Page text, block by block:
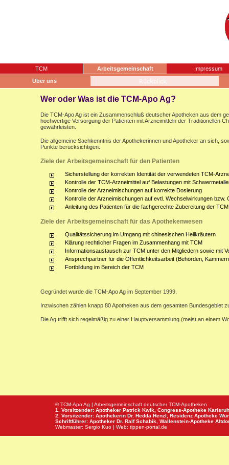
TCM Arbeitsgemeinschaft
Impressum
Über uns
Wer oder Was ist die TCM-Apo Ag?
Die TCM-Apo Ag ist ein Zusammenschluß deutscher Apotheken aus dem
hochwertige Versorgung der Patienten mit Arzneimitteln der Traditionellen
gewährleisten.
Die allgemeine Sachkenntnis der Apothekerinnen und Apotheker an sich,
Punkte berücksichtigen:
Ziele der Arbeitsgemeinschaft für den Patienten
Sicherstellung der korrekten Identität der verwendeten TCM-
Kontrolle der TCM-Arzneimittel auf Belastungen mit
Kontrolle der Arzneimischungen auf korrekte Dosierung
Kontrolle der Arzneimischungen auf evtl. Wechselwirkungen
Anleitung des Patienten für die fachgerechte Zubereitung der
Ziele der Arbeitsgemeinschaft für das Apothekenwesen
Qualitätssicherung im Umgang mit chinesischen Heilkräutern
Klärung rechtlicher Fragen im Zusammenhang mit TCM
Informationsaustausch zur TCM unter den Mitgliedern sowie mit
Ansprechpartner für die Öffentlichkeitsarbeit (Behörden,
Fortbildung im Bereich der TCM
Gegründet wurde die TCM-Apo Ag im September 1999.
Inzwischen zählen knapp 80 Apotheken aus dem gesamten Bundesgebiet
Die Ag trifft sich regelmäßig zu einer Hauptversammlung (meist an einem
© TCM-Apo Ag | Arbeitsgemeinschaft deutscher TCM-Apotheken
1. Vorsitzender: Apotheker Patrick Kwik, Congress-Apotheke
2. Vorsitzender: Apothekerin Dr. Hedda Henzl, Residenz Apotheke
Schriftführer: Apotheker Dr. Ralf Schabik, Wallenstein-Apotheke
Webmaster: Sergio Kuo | Web: tippen-portal.de